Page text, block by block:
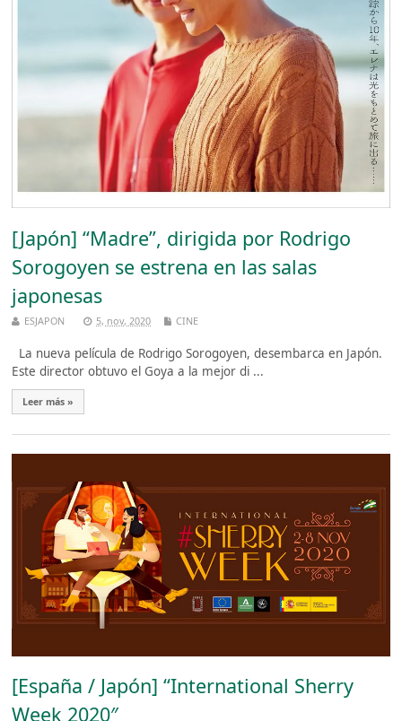
[Japón] “Madre”, dirigida por Rodrigo
Sorogoyen se estrena en las salas
japonesas
ESJAPON 5, nov, 2020 CINE
La nueva película de Rodrigo Sorogoyen, desembarca en Japón.
Este director obtuvo el Goya a la mejor di ...
Leer más »
[España / Japón] “International Sherry
Week 2020″